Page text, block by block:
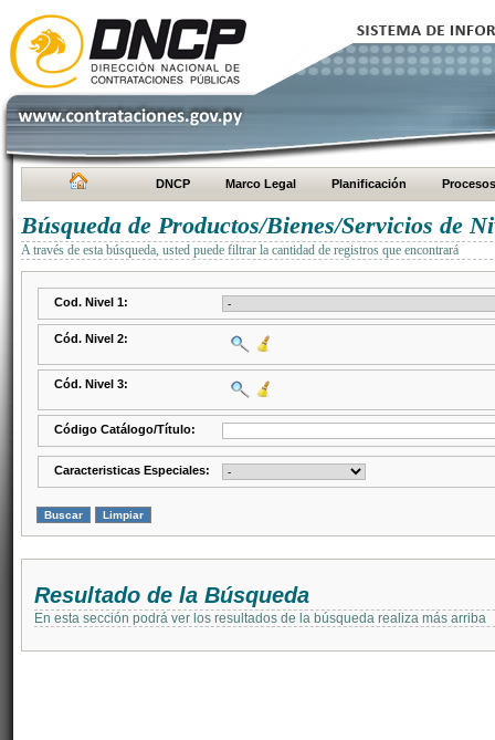
DNCP Marco Legal Planificación Procesos
Búsqueda de Productos/Bienes/Servicios de
A través de esta búsqueda, usted puede filtrar la cantidad de registros que encontrará
Cod. Nivel 1:
Cód. Nivel 2:
Cód. Nivel 3:
Código Catálogo/Título:
Caracteristicas Especiales:
Resultado de la Búsqueda
En esta sección podrá ver los resultados de la búsqueda realiza más arriba